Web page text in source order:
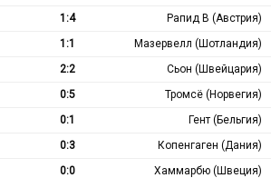
1:4
Рапид В (Австрия)
1:1
Мазервелл (Шотландия)
2:2
Сьон (Швейцария)
0:5
Тромсё (Норвегия)
0:1
Гент (Бельгия)
0:3
Копенгаген (Дания)
0:0
Хаммарбю (Швеция)